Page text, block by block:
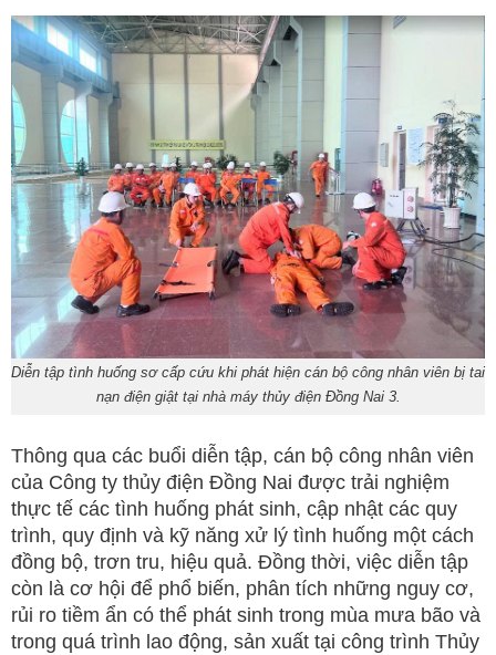
Diễn tập tình huống sơ cấp cứu khi phát hiện cán bộ công nhân viên bị tai
nạn điện giật tại nhà máy thủy điện Đồng Nai 3.
Thông qua các buổi diễn tập, cán bộ công nhân viên
của Công ty thủy điện Đồng Nai được trải nghiệm
thực tế các tình huống phát sinh, cập nhật các quy
trình, quy định và kỹ năng xử lý tình huống một cách
đồng bộ, trơn tru, hiệu quả. Đồng thời, việc diễn tập
còn là cơ hội để phổ biến, phân tích những nguy cơ,
rủi ro tiềm ẩn có thể phát sinh trong mùa mưa bão và
trong quá trình lao động, sản xuất tại công trình Thủy